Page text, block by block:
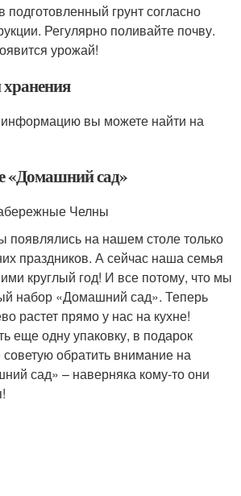
грунт согласно
Регулярно поливайте почву.
урожай!
вы можете найти на
«Домашний сад»
Челны
на нашем столе только
праздников. А сейчас наша семья
круглый год! И все потому, что мы
набор «Домашний сад». Теперь
растет прямо у нас на кухне!
еще одну упаковку, в подарок
обратить внимание на
сад» – наверняка кому-то они